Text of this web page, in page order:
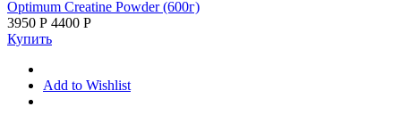
Optimum Creatine Powder (600г)
3950 Р 4400 Р
Купить
Add to Wishlist